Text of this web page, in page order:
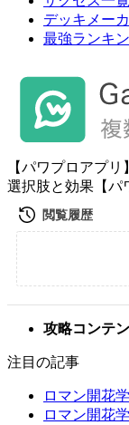
デッキメー
最強ランキ
【パワプロアプ
選択肢と効果【パ
攻略コンテ
注目の記事
ロマン開花
ロマン開花